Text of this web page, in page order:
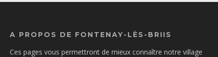
A PROPOS DE FONTENAY-LÈS-BRIIS
Ces pages vous permettront de mieux connaître notre village